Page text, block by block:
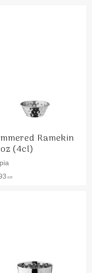
Ramekin
(4cl)
KR